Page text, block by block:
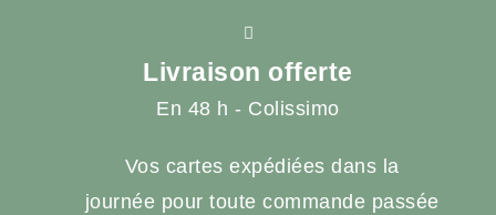
Livraison offerte
En 48 h - Colissimo
Vos cartes expédiées dans la
journée pour toute commande passée